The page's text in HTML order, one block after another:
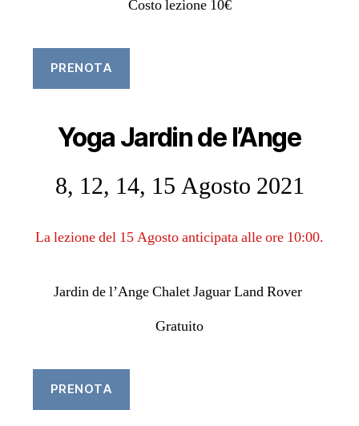
Costo lezione 10€
PRENOTA
Yoga Jardin de l’Ange
8, 12, 14, 15 Agosto 2021
La lezione del 15 Agosto anticipata alle ore 10:00.
Jardin de l’Ange Chalet Jaguar Land Rover
Gratuito
PRENOTA